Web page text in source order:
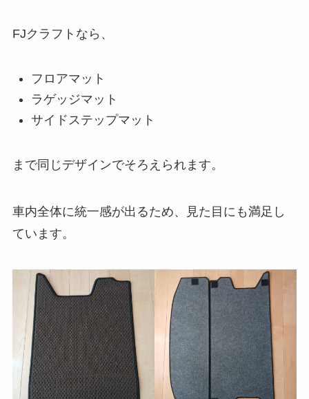
FJクラフトなら、
フロアマット
ラゲッジマット
サイドステップマット
まで同じデザインでそろえられます。
車内全体に統一感が出るため、見た目にも満足し
ています。